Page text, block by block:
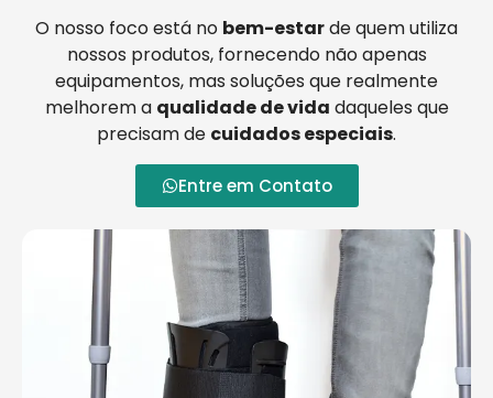
O nosso foco está no bem-estarde quem utiliza
nossos produtos, fornecendo não apenas
equipamentos, mas soluções que realmente
melhorem a qualidade de vida daqueles que
precisam de cuidados especiais.
Entre em Contato